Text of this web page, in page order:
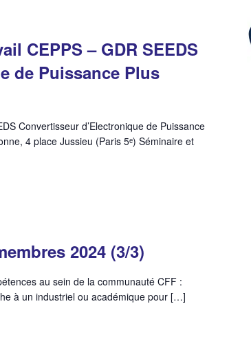
CEPPS – GDR SEEDS
de Puissance Plus
Convertisseur d’Electronique de Puissance
4 place Jussieu (Paris 5ᵉ) Séminaire et
2024 (3/3)
au sein de la communauté CFF :
à un industriel ou académique pour […]